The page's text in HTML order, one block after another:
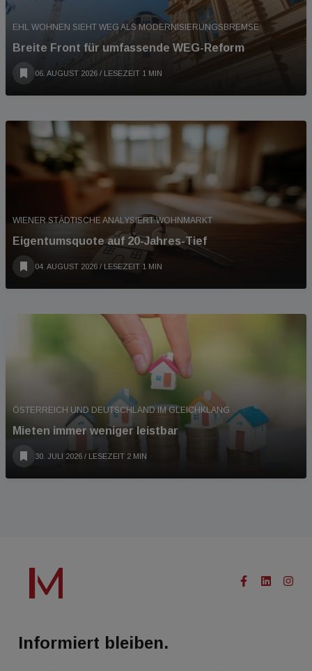
EHL WOHNEN SIEHT WEG ALS MODERNISIERUNGSBREMSE
Breite Front für umfassende WEG-Reform
06. AUGUST 2026 / LESEZEIT 1 MIN
WIENER STÄDTISCHE ANALYSIERT WOHNMARKT
Eigentumsquote auf 20-Jahres-Tief
04. AUGUST 2026 / LESEZEIT 1 MIN
ÖSTERREICH UND DEUTSCHLAND IM GLEICHKLANG
Mieten immer weniger leistbar
30. JULI 2026 / LESEZEIT 2 MIN
Informiert bleiben.